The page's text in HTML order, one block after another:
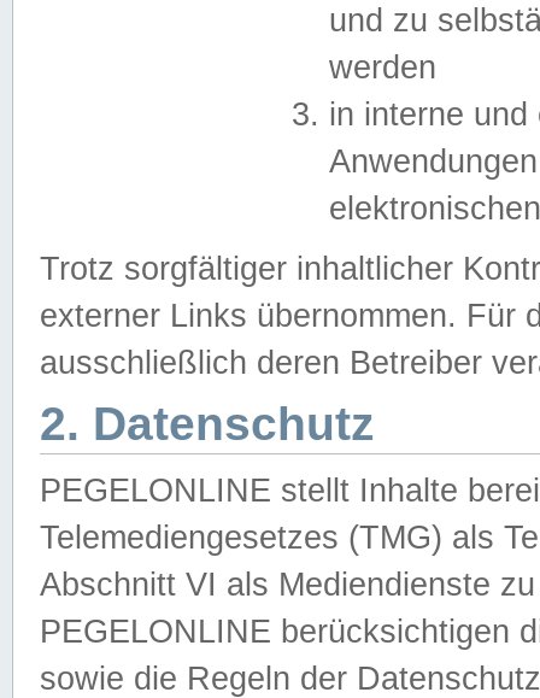
und zu
werden
in interne
Trotz sorgfältiger inhaltlicher
externer Links übernommen. Für
ausschließlich deren Betreiber
2. Datenschutz
PEGELONLINE stellt Inhalte
Telemediengesetzes (TMG) als
Abschnitt VI als Mediendienste
PEGELONLINE berücksichtigen
sowie die Regeln der